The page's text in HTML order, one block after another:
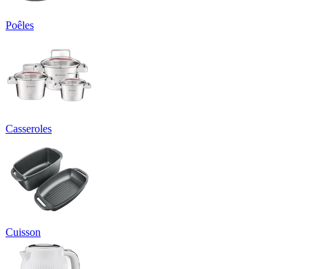
Poêles
Casseroles
Cuisson